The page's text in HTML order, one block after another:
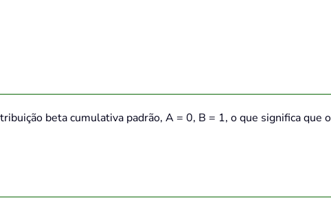
beta cumulativa padrão, A = 0, B = 1, o que significa que